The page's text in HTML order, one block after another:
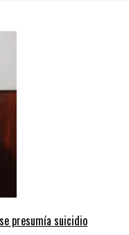
presumía suicidio